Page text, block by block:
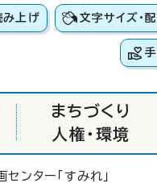
み上げ 文字サイズ・
まちづくり
人権・環境
ンター「すみれ」